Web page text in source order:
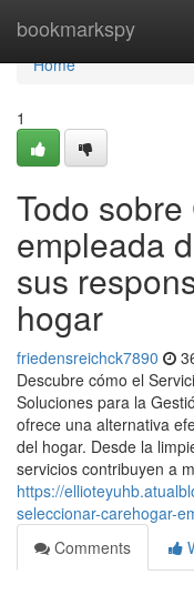
bookmarkspy
Home
Home
1
Todo
empleada
sus
hogar
friedensreichck7890
Descubre cómo el
Soluciones para la
ofrece una alternativa
del hogar. Desde la
servicios contribuyen a
https://
seleccionar-carehogar-
Comments